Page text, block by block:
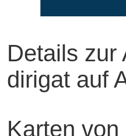
Details zur
dirigat auf
Karten